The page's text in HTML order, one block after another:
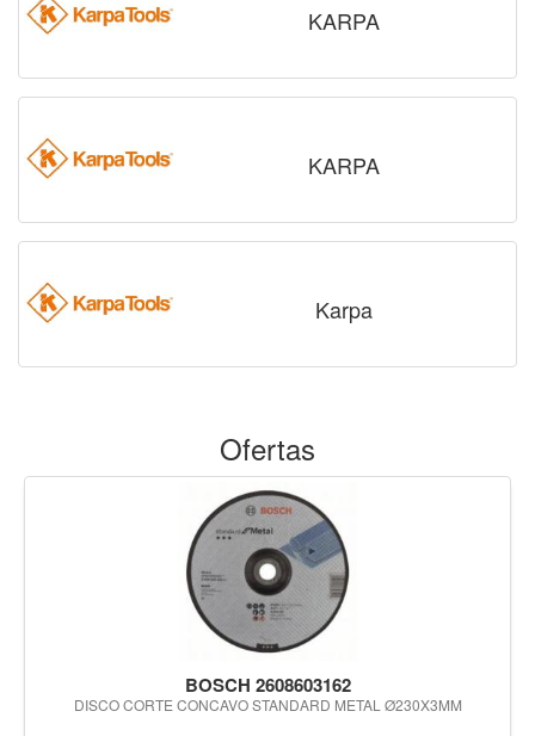
KARPA
KARPA
Karpa
Ofertas
BOSCH 2608603162
DISCO CORTE CONCAVO STANDARD METAL Ø230X3MM